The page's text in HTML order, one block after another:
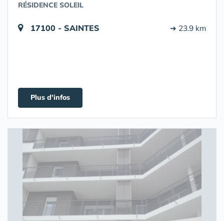
RÉSIDENCE SOLEIL
17100 - SAINTES ➔ 23.9 km
Plus d'infos